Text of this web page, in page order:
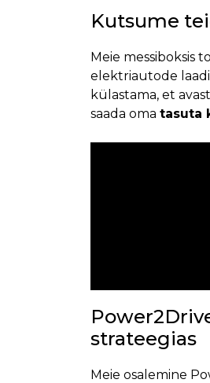
Kutsume
Meie messiboksis
elektriautode
külastama, et
saada oma tasuta
strateegias
Meie osalemine